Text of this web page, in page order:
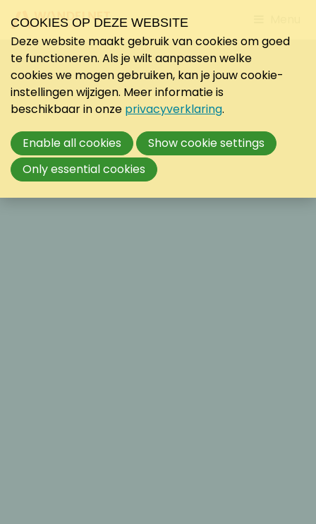
to
COOKIES OP DEZE WEBSITE
Deze website maakt gebruik van cookies om goed
te functioneren. Als je wilt aanpassen welke
cookies we mogen gebruiken, kan je jouw cookie-
instellingen wijzigen. Meer informatie is
beschikbaar in onze privacyverklaring.
Enable all cookies
Show cookie settings
Only essential cookies